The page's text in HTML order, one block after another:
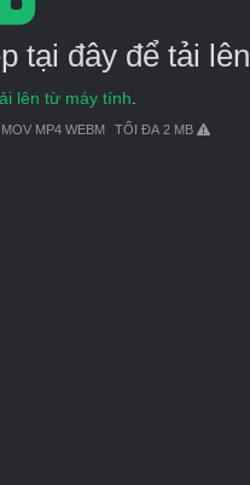
tại đây để tải lên
lên từ máy tính
MP4 WEBM TỐI ĐA 2 MB